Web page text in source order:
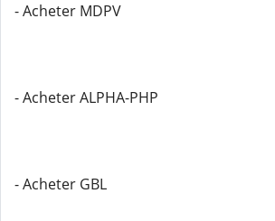
- Acheter MDPV
- Acheter ALPHA-PHP
- Acheter GBL